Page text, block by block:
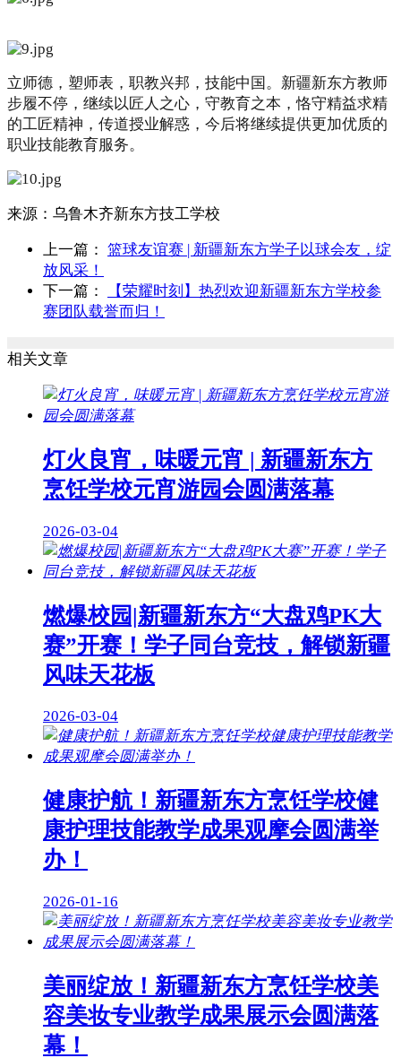
立师德，塑师表，职教兴邦，技能中国。新疆新东方教师
步履不停，继续以匠人之心，守教育之本，恪守精益求精
的工匠精神，传道授业解惑，今后将继续提供更加优质的
职业技能教育服务。
来源： 乌鲁木齐新东方技工学校
上一篇： 篮球友谊赛 | 新疆新东方学子以球会友，绽
放风采！
下一篇：
【荣耀时刻】热烈欢迎新疆新东方学校参
赛团队载誉而归！
相关文章
灯火良宵，味暖元宵 | 新疆新东方
烹饪学校元宵游园会圆满落幕
2026-03-04
燃爆校园|新疆新东方“大盘鸡PK大
赛”开赛！学子同台竞技，解锁新疆
风味天花板
2026-03-04
健康护航！新疆新东方烹饪学校健
康护理技能教学成果观摩会圆满举
办！
2026-01-16
美丽绽放！新疆新东方烹饪学校美
容美妆专业教学成果展示会圆满落
幕！